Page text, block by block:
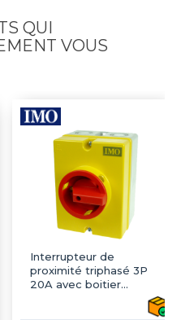
QUI
VOUS
Interrupteur de
proximité triphasé 3P
20A avec boitier